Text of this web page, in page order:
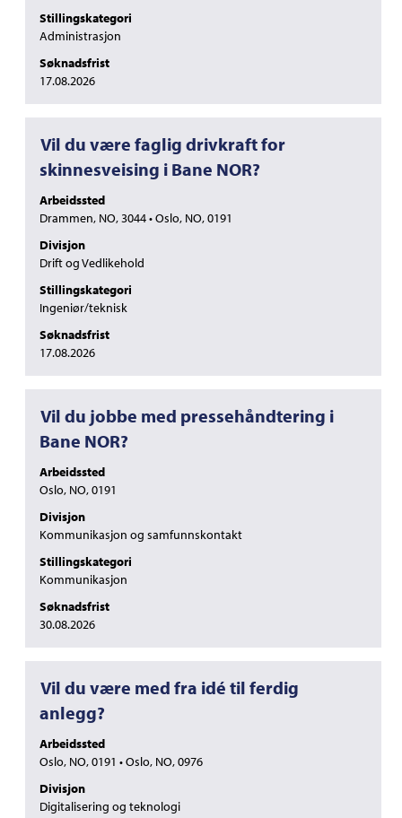
Stillingskategori
Administrasjon
Søknadsfrist
17.08.2026
jobbinformasjonen.
Tittel
Vil du være faglig drivkraft for
skinnesveising i Bane NOR?
Arbeidssted
Drammen, NO, 3044 • Oslo, NO, 0191
Divisjon
Drift og Vedlikehold
Stillingskategori
Ingeniør/teknisk
Søknadsfrist
17.08.2026
Velg
mellomromstasten
for
å
det
fullstendige
innholdet
i
jobbinformasjonen.
Tittel
Vil du jobbe med pressehåndtering i
Bane NOR?
Arbeidssted
Oslo, NO, 0191
Divisjon
Kommunikasjon og samfunnskontakt
Stillingskategori
Kommunikasjon
Søknadsfrist
30.08.2026
Velg
mellomromstasten
for
å
det
fullstendige
innholdet
i
jobbinformasjonen.
Tittel
Vil du være med fra idé til ferdig
anlegg?
Arbeidssted
Oslo, NO, 0191 • Oslo, NO, 0976
Divisjon
Digitalisering og teknologi
Velg
mellomromstasten
for
å
det
fullstendige